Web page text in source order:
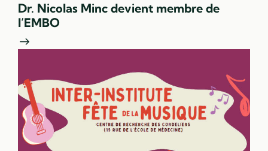
Dr. Nicolas Minc devient membre de
l’EMBO